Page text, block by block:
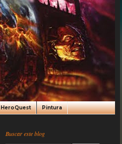
HeroQuest Pintura
Buscar este blog